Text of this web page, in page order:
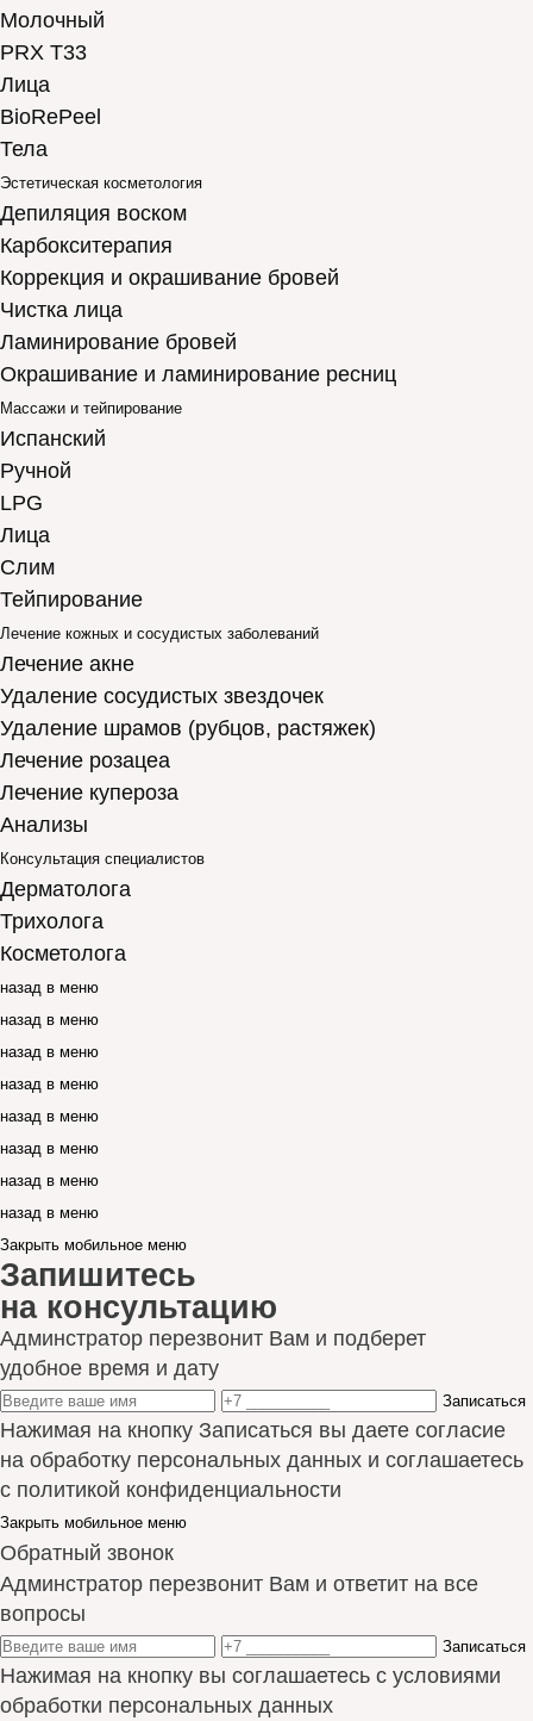
Молочный
PRX T33
Лица
BioRePeel
Тела
Эстетическая косметология
Депиляция воском
Карбокситерапия
Коррекция и окрашивание бровей
Чистка лица
Ламинирование бровей
Окрашивание и ламинирование ресниц
Массажи и тейпирование
Испанский
Ручной
LPG
Лица
Слим
Тейпирование
Лечение кожных и сосудистых заболеваний
Лечение акне
Удаление сосудистых звездочек
Удаление шрамов (рубцов, растяжек)
Лечение розацеа
Лечение купероза
Анализы
Консультация специалистов
Дерматолога
Трихолога
Косметолога
назад в меню
назад в меню
назад в меню
назад в меню
назад в меню
назад в меню
назад в меню
назад в меню
Закрыть мобильное меню
Запишитесь
на консультацию
Админстратор перезвонит Вам и подберет
удобное время и дату
Записаться
Нажимая на кнопку Записаться вы даете согласие
на обработку персональных данных и соглашаетесь
с политикой конфиденциальности
Закрыть мобильное меню
Обратный звонок
Админстратор перезвонит Вам и ответит на все
вопросы
Записаться
Нажимая на кнопку вы соглашаетесь с условиями
обработки персональных данных